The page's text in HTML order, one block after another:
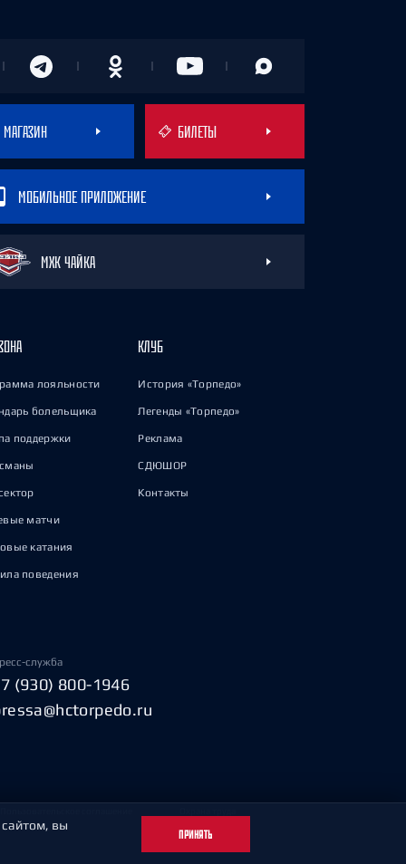
МАГАЗИН БИЛЕТЫ
МОБИЛЬНОЕ ПРИЛОЖЕНИЕ
МХК ЧАЙКА
лояльности
болельщика
поддержки
матчи
катания
поведения
КЛУБ
История «Торпедо»
Легенды «Торпедо»
Реклама
СДЮШОР
Контакты
служба
(930) 800-1946
сайтом, вы
ПРИНЯТЬ